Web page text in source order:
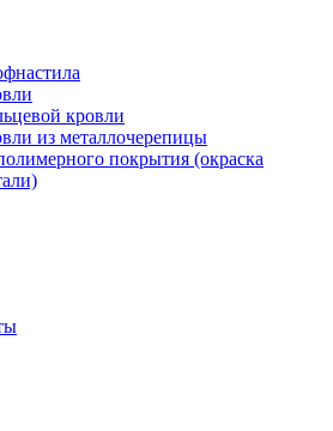
кровли
из металлочерепицы
покрытия (окраска